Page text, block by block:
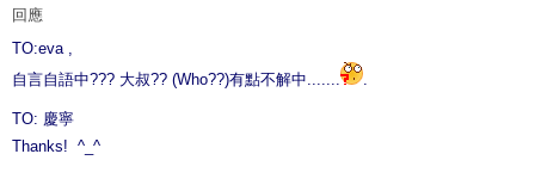
回應
TO:eva ,
自言自語中??? 大叔?? (Who??)有點不解中.......
.
TO: 慶寧
Thanks! ^_^